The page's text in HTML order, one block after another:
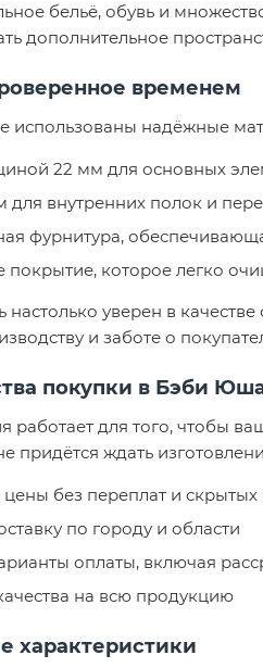
бельё, обувь и
дополнительное
временем
использованы надёжные
22 мм для основных
внутренних полок и
фурнитура,
покрытие, которое легко
настолько уверен в
и заботе о
покупки в Бэби
работает для того, чтобы
придётся ждать
без переплат и
по городу и области
оплаты, включая
на всю продукцию
характеристики